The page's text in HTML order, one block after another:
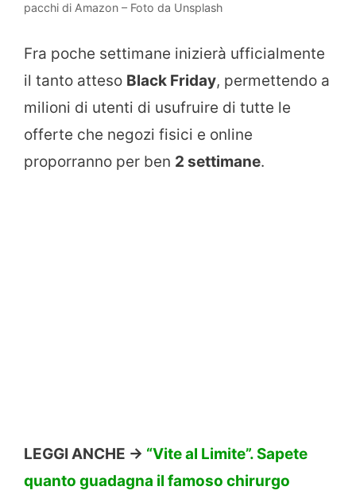
pacchi di Amazon – Foto da Unsplash
Fra poche settimane inizierà ufficialmente
il tanto atteso Black Friday, permettendo a
milioni di utenti di usufruire di tutte le
offerte che negozi fisici e online
proporranno per ben 2 settimane.
LEGGI ANCHE -> “Vite al Limite”. Sapete
quanto guadagna il famoso chirurgo